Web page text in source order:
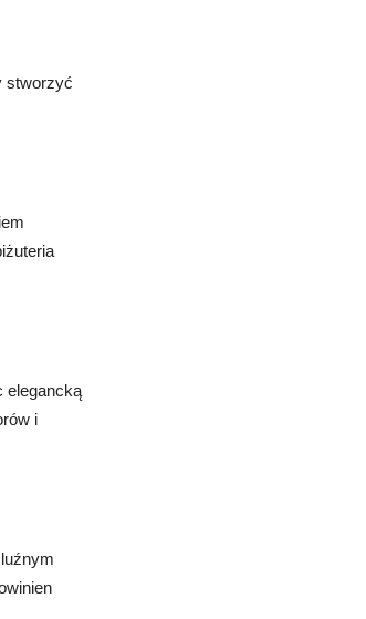
stworzyć
elegancką
i